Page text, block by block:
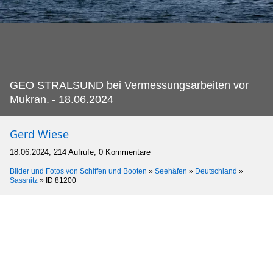
GEO STRALSUND bei Vermessungsarbeiten vor
Mukran. - 18.06.2024
Gerd Wiese
18.06.2024, 214 Aufrufe, 0 Kommentare
Bilder und Fotos von Schiffen und Booten » Seehäfen » Deutschland »
Sassnitz » ID 81200